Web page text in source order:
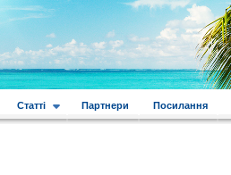
Статті Партнери Посилання